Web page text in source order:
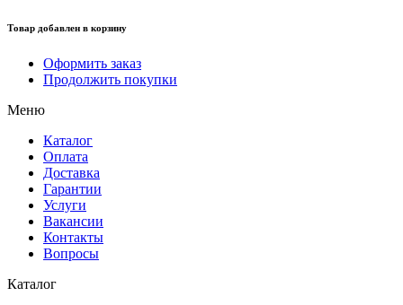
Товар добавлен в корзину
Оформить заказ
Продолжить покупки
Меню
Каталог
Оплата
Доставка
Гарантии
Услуги
Вакансии
Контакты
Вопросы
Каталог